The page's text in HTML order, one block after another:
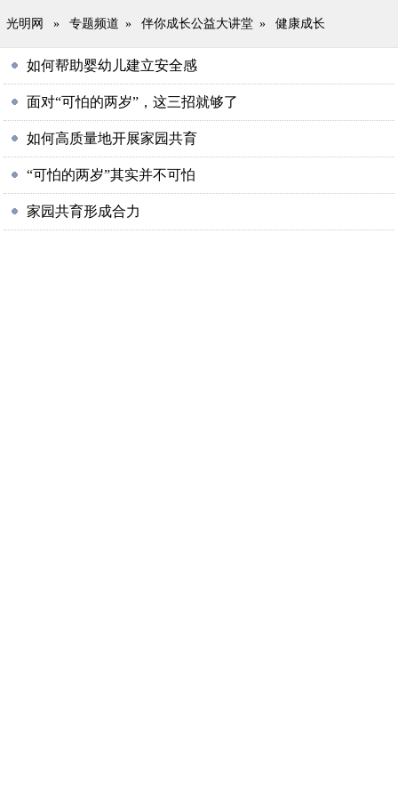
光明网 » 专题频道 » 伴你成长公益大讲堂 » 健康成长
如何帮助婴幼儿建立安全感
面对“可怕的两岁”，这三招就够了
如何高质量地开展家园共育
“可怕的两岁”其实并不可怕
家园共育形成合力